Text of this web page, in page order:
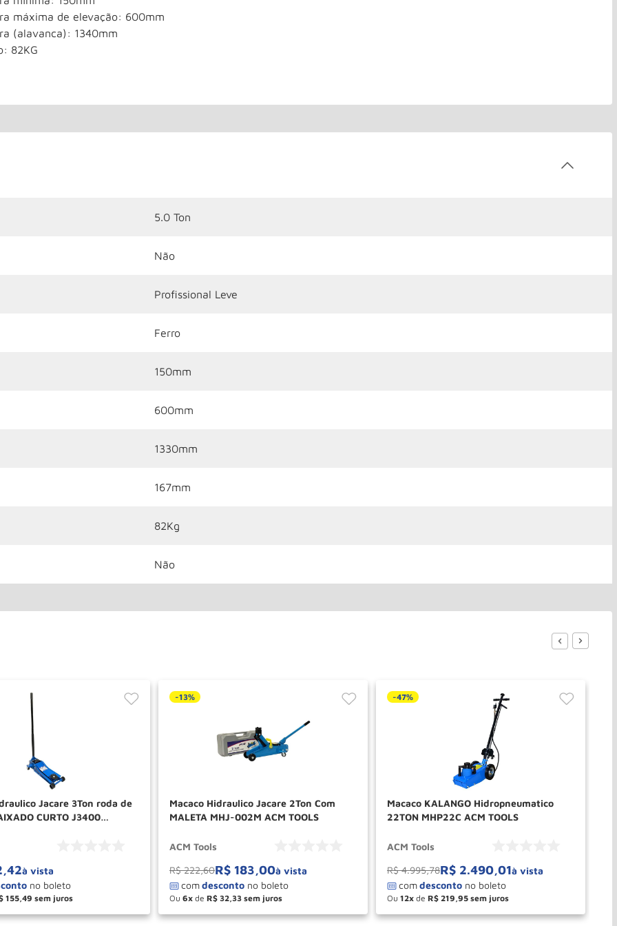
máxima de elevação: 600mm
(alavanca): 1340mm
82KG
5.0 Ton
Não
Profissional Leve
Ferro
150mm
600mm
1330mm
167mm
82Kg
Não
Jacare 3Ton roda de
CURTO J3400
,42à vista
155,49
＋ COMPRAR
-13%
Macaco Hidraulico Jacare 2Ton Com
MALETA MHJ-002M ACM TOOLS
ACM Tools
R$ 222,60R$ 183,00à vista
Ou 6 de R$ 32,33
＋
－ COMPRAR
-47%
Macaco KALANGO Hidropneumatico
22TON MHP22C ACM TOOLS
ACM Tools
R$ 4.995,78R$ 2.490,01à vista
Ou 12 de R$ 219,95
＋
－ COMPRAR